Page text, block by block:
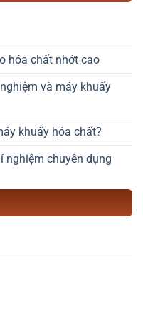
hóa chất nhớt cao
và máy khuấy
khuấy hóa chất?
nghiệm chuyên dụng